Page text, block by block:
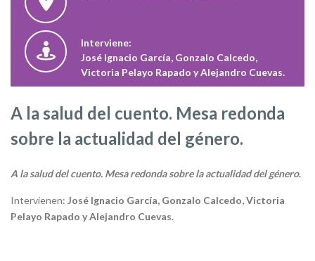
Interviene:
José Ignacio García, Gonzalo Calcedo,
Victoria Pelayo Rapado y Alejandro Cuevas.
A la salud del cuento. Mesa redonda
sobre la actualidad del género.
A la salud del cuento. Mesa redonda sobre la actualidad del género.
Intervienen: José Ignacio García, Gonzalo Calcedo, Victoria
Pelayo Rapado y Alejandro Cuevas.